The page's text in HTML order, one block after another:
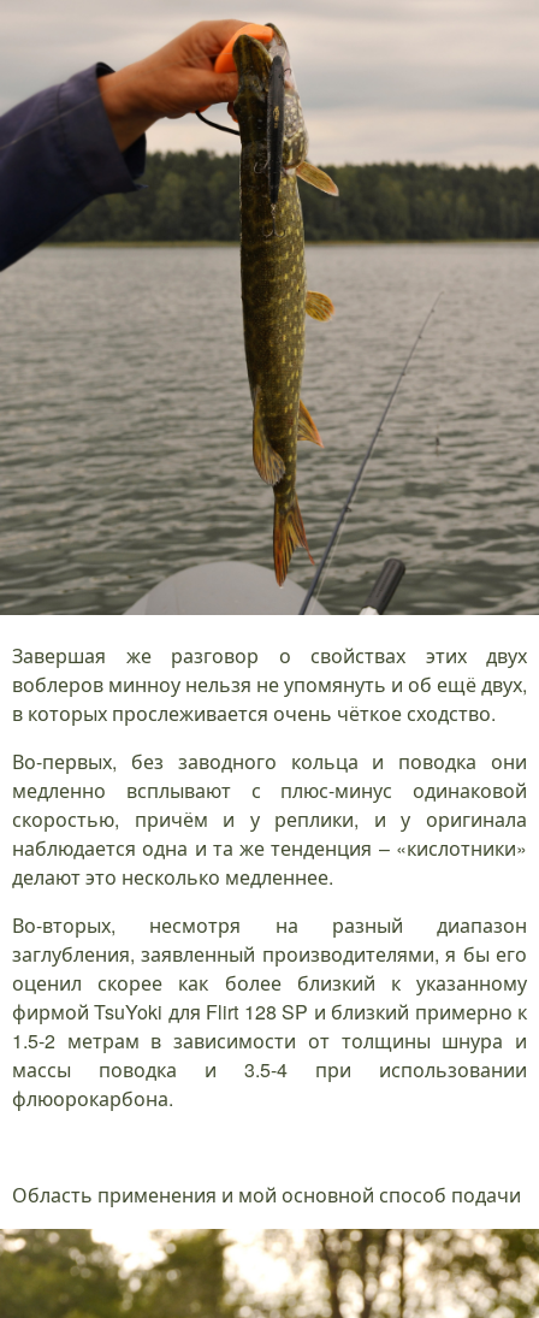
Завершая же разговор о свойствах этих двух
воблеров минноу нельзя не упомянуть и об ещё двух,
в которых прослеживается очень чёткое сходство.
Во-первых, без заводного кольца и поводка они
медленно всплывают с плюс-минус одинаковой
скоростью, причём и у реплики, и у оригинала
наблюдается одна и та же тенденция – «кислотники»
делают это несколько медленнее.
Во-вторых, несмотря на разный диапазон
заглубления, заявленный производителями, я бы его
оценил скорее как более близкий к указанному
фирмой TsuYoki для Flirt 128 SP и близкий примерно к
1.5-2 метрам в зависимости от толщины шнура и
массы поводка и 3.5-4 при использовании
флюорокарбона.
Область применения и мой основной способ подачи